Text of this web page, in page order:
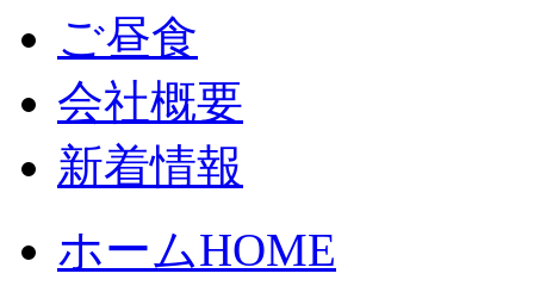
ご昼食
会社概要
新着情報
ホームHOME